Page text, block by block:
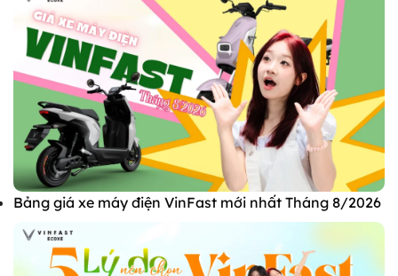
Bảng giá xe máy điện VinFast mới nhất Tháng 8/2026